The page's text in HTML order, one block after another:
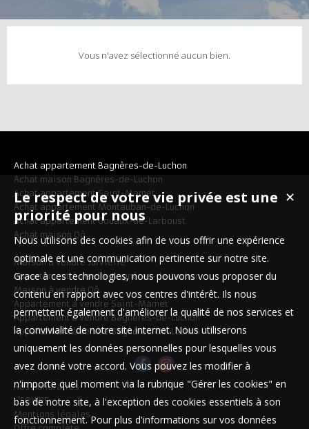
Vous n'avez sélectionné aucun bien.
Achat appartement Bagnères-de-Luchon
Achat maison Bagnères-de-Luchon
Achat appartement Saint-Mamet
Achat appartement Montauban-de-Luchon
Achat appartement Gouaux-de-Larboust
Achat maison Oô
Maison à vendre Jurvielle
Appartement à vendre Bagnères-de-Luchon
Maison à vendre Oô
Appartement à vendre Saint-Mamet
Appartement à vendre Bagnères-de-Luchon
Appartement à vendre Bagnères-de-Luchon
Nos Honoraires
L'EQUIPE
Mentions légales
✕
Le respect de votre vie privée est une
priorité pour nous
Nous utilisons des cookies afin de vous offrir une expérience
optimale et une communication pertinente sur notre site.
Grace à ces technologies, nous pouvons vous proposer du
contenu en rapport avec vos centres d'intérêt. Ils nous
permettent également d'améliorer la qualité de nos services et
la convivialité de notre site internet. Nous utiliserons
uniquement les données personnelles pour lesquelles vous
avez donné votre accord. Vous pouvez les modifier à
n'importe quel moment via la rubrique "Gérer les cookies" en
bas de notre site, à l'exception des cookies essentiels à son
fonctionnement. Pour plus d'informations sur vos données